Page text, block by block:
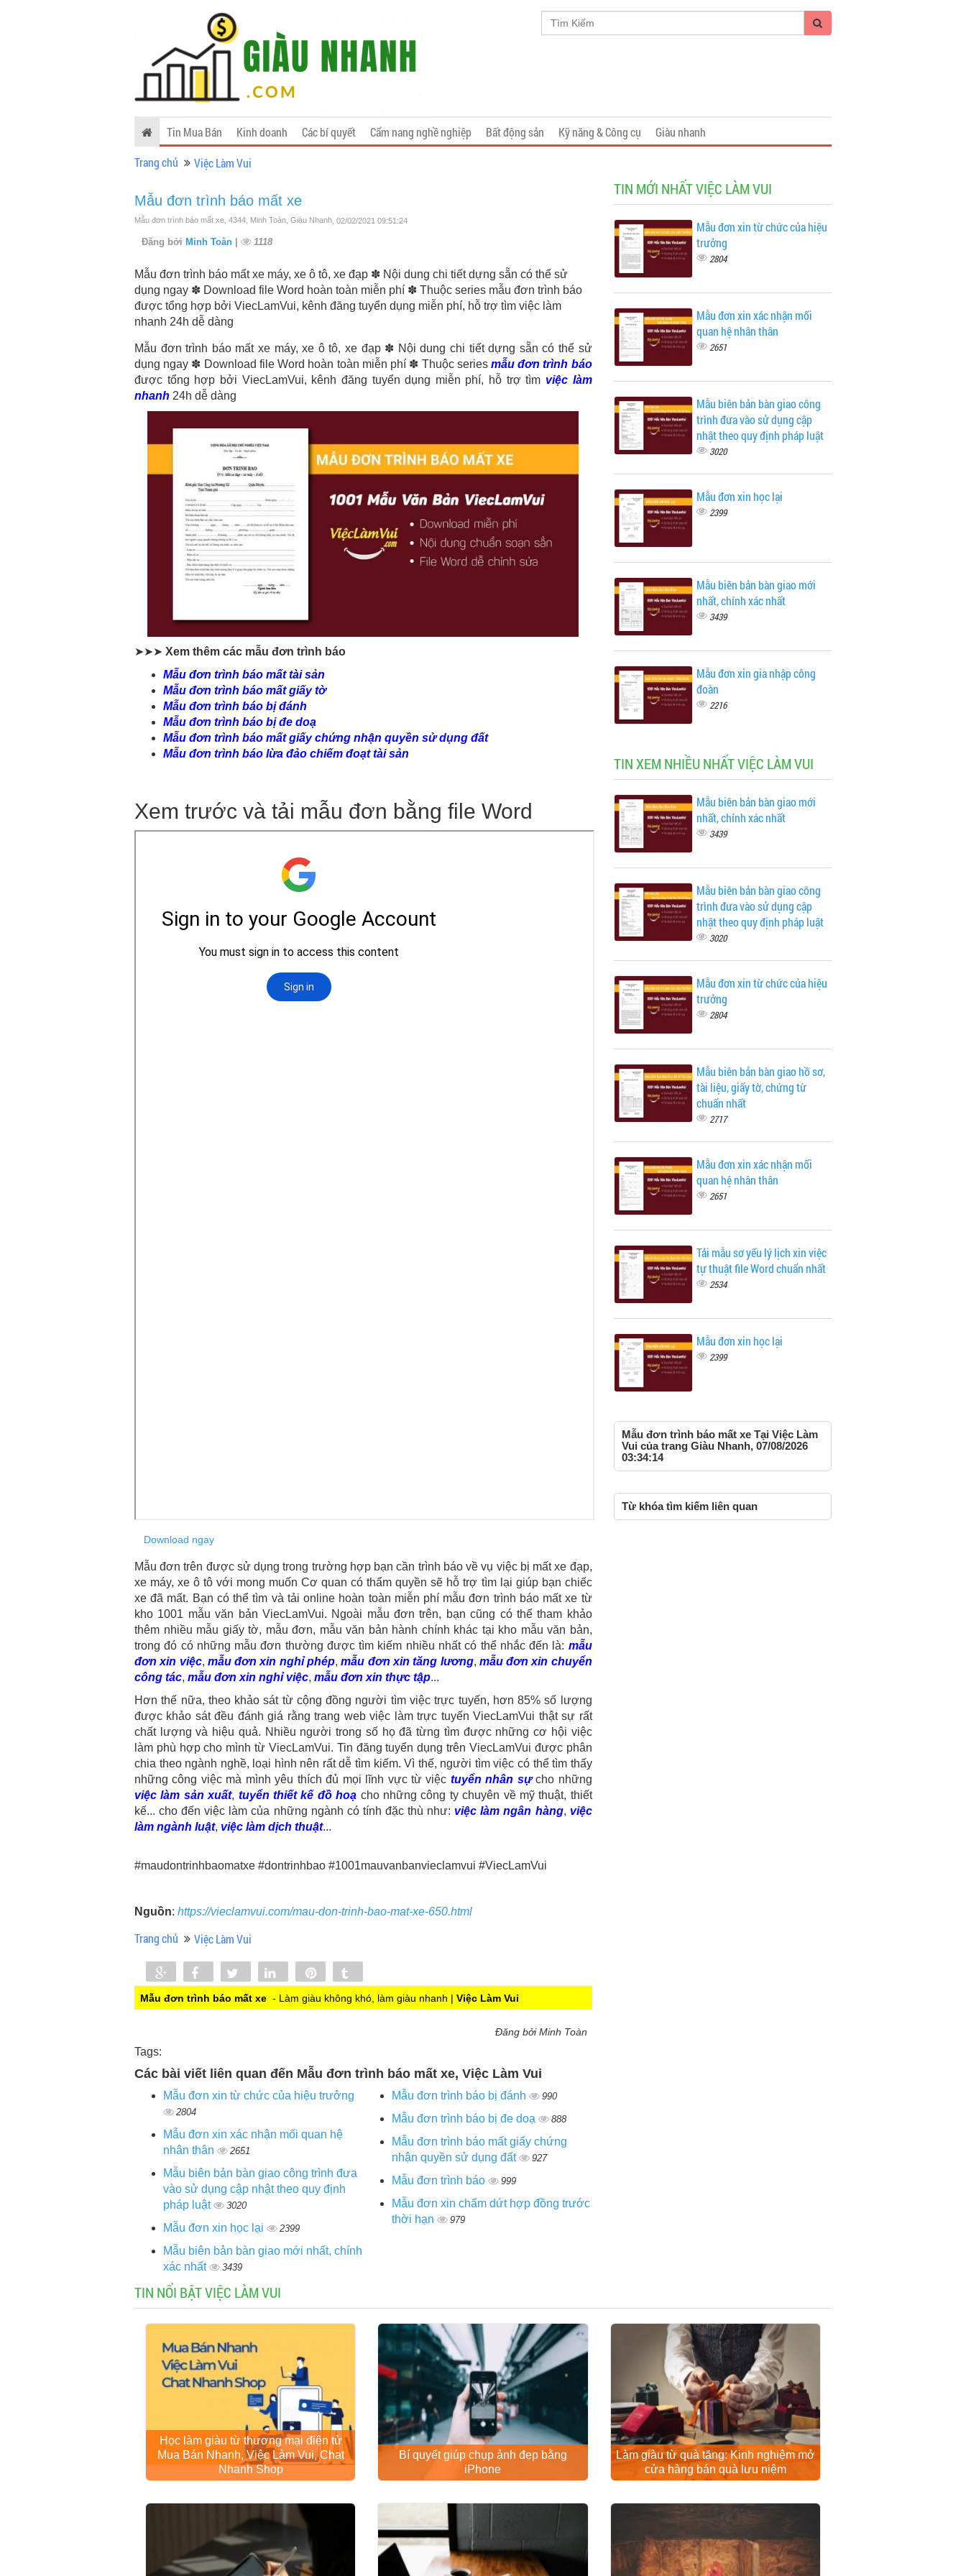
Tin Mua Bán Kinh doanh Các bí quyết Cẩm nang nghề nghiệp Bất động sản Kỹ năng & Công cụ
Giàu nhanh
Trang chủ
Việc Làm Vui
Mẫu đơn trình báo mất xe
Mẫu đơn trình báo mất xe, 4344, Minh Toàn, Giàu Nhanh , 02/02/2021 09:51:24
Đăng bởi Minh Toàn | 1118
Mẫu đơn trình báo mất xe máy, xe ô tô, xe đạp ✽ Nội dung chi tiết dựng sẵn có thể sử
dụng ngay ✽ Download file Word hoàn toàn miễn phí ✽ Thuộc series mẫu đơn trình báo
được tổng hợp bởi ViecLamVui, kênh đăng tuyển dụng miễn phí, hỗ trợ tìm việc làm
nhanh 24h dễ dàng
Mẫu đơn trình báo mất xe máy, xe ô tô, xe đạp ✽ Nội dung chi tiết dựng sẵn có thể sử
dụng ngay ✽ Download file Word hoàn toàn miễn phí ✽ Thuộc series mẫu đơn trình báo
được tổng hợp bởi ViecLamVui, kênh đăng tuyển dụng miễn phí, hỗ trợ tìm việc làm
nhanh 24h dễ dàng
➤➤➤ Xem thêm các mẫu đơn trình báo
Mẫu đơn trình báo mất tài sản
Mẫu đơn trình báo mất giấy tờ
Mẫu đơn trình báo bị đánh
Mẫu đơn trình báo bị đe doạ
Mẫu đơn trình báo mất giấy chứng nhận quyền sử dụng đất
Mẫu đơn trình báo lừa đảo chiếm đoạt tài sản
Xem trước và tải mẫu đơn bằng file Word
Download ngay
Mẫu đơn trên được sử dụng trong trường hợp bạn cần trình báo về vụ việc bị mất xe đạp,
xe máy, xe ô tô với mong muốn Cơ quan có thẩm quyền sẽ hỗ trợ tìm lại giúp bạn chiếc
xe đã mất. Bạn có thể tìm và tải online hoàn toàn miễn phí mẫu đơn trình báo mất xe từ
kho 1001 mẫu văn bản ViecLamVui. Ngoài mẫu đơn trên, bạn cũng có thể tham khảo
thêm nhiều mẫu giấy tờ, mẫu đơn, mẫu văn bản hành chính khác tại kho mẫu văn bản,
trong đó có những mẫu đơn thường được tìm kiếm nhiều nhất có thể nhắc đến là: mẫu
đơn xin việc, mẫu đơn xin nghỉ phép,mẫu đơn xin tăng lương, mẫu đơn xin chuyển
công tác, mẫu đơn xin nghỉ việc, mẫu đơn xin thực tập...
Hơn thế nữa, theo khảo sát từ cộng đồng người tìm việc trực tuyến, hơn 85% số lượng
được khảo sát đều đánh giá rằng trang web việc làm trực tuyến ViecLamVui thật sự rất
chất lượng và hiệu quả. Nhiều người trong số họ đã từng tìm được những cơ hội việc
làm phù hợp cho mình từ ViecLamVui. Tin đăng tuyển dụng trên ViecLamVui được phân
chia theo ngành nghề, loại hình nên rất dễ tìm kiếm. Vì thế, người tìm việc có thể tìm thấy
những công việc mà mình yêu thích đủ mọi lĩnh vực từ việc tuyển nhân sựcho những
việc làm sản xuất, tuyển thiết kế đồ hoạ cho những công ty chuyên về mỹ thuật, thiết
kế... cho đến việc làm của những ngành có tính đặc thù như: việc làm ngân hàng, việc
làm ngành luật, việc làm dịch thuật...
#maudontrinhbaomatxe #dontrinhbao #1001mauvanbanvieclamvui #ViecLamVui
Nguồn: https://vieclamvui.com/mau-don-trinh-bao-mat-xe-650.html
Trang chủ Việc Làm Vui
Share Share Tweet Share
0
Mẫu đơn trình báo mất xe - Làm giàu không khó, làm giàu nhanh | Việc Làm Vui
Đăng bởi Minh Toàn
Tags:
Các bài viết liên quan đến Mẫu đơn trình báo mất xe, Việc Làm Vui
Mẫu đơn xin từ chức của hiệu trưởng
2804
Mẫu đơn xin xác nhận mối quan hệ
nhân thân
2651
Mẫu biên bản bàn giao công trình đưa
vào sử dụng cập nhật theo quy định
pháp luật
3020
Mẫu đơn xin học lại 2399
Mẫu biên bản bàn giao mới nhất, chính
xác nhất
3439
Mẫu đơn trình báo bị đánh 990
Mẫu đơn trình báo bị đe doạ 888
Mẫu đơn trình báo mất giấy chứng
nhận quyền sử dụng đất
927
Mẫu đơn trình báo 999
Mẫu đơn xin chấm dứt hợp đồng trước
thời hạn
979
TIN MỚI NHẤT VIỆC LÀM VUI
Mẫu đơn xin từ chức của hiệu
trưởng
2804
Mẫu đơn xin xác nhận mối
quan hệ nhân thân
2651
Mẫu biên bản bàn giao công
trình đưa vào sử dụng cập
nhật theo quy định pháp luật
3020
Mẫu đơn xin học lại
2399
Mẫu biên bản bàn giao mới
nhất, chính xác nhất
3439
Mẫu đơn xin gia nhập công
đoàn
2216
TIN XEM NHIỀU NHẤT VIỆC LÀM VUI
Mẫu biên bản bàn giao mới
nhất, chính xác nhất
3439
Mẫu biên bản bàn giao công
trình đưa vào sử dụng cập
nhật theo quy định pháp luật
3020
Mẫu đơn xin từ chức của hiệu
trưởng
2804
Mẫu biên bản bàn giao hồ sơ,
tài liệu, giấy tờ, chứng từ
chuẩn nhất
2717
Mẫu đơn xin xác nhận mối
quan hệ nhân thân
2651
Tải mẫu sơ yếu lý lịch xin việc
tự thuật file Word chuẩn nhất
2534
Mẫu đơn xin học lại
2399
Mẫu đơn trình báo mất xe Tại Việc Làm
Vui của trang Giàu Nhanh, 07/08/2026
03:34:14
Từ khóa tìm kiếm liên quan
TIN NỔI BẬT VIỆC LÀM VUI
Học làm giàu từ thương mại điện tử
Mua Bán Nhanh, Việc Làm Vui, Chat
Nhanh Shop
Bí quyết giúp chụp ảnh đẹp bằng
iPhone
Làm giàu từ quà tặng: Kinh nghiệm mở
cửa hàng bán quà lưu niệm